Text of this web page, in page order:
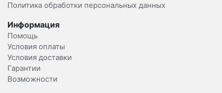
Политика обработки персональных данных
Информация
Помощь
Условия оплаты
Условия доставки
Гарантии
Возможности